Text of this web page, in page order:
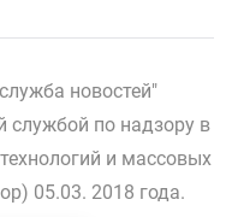
новостей"
службой по надзору в
и массовых
05.03. 2018 года.